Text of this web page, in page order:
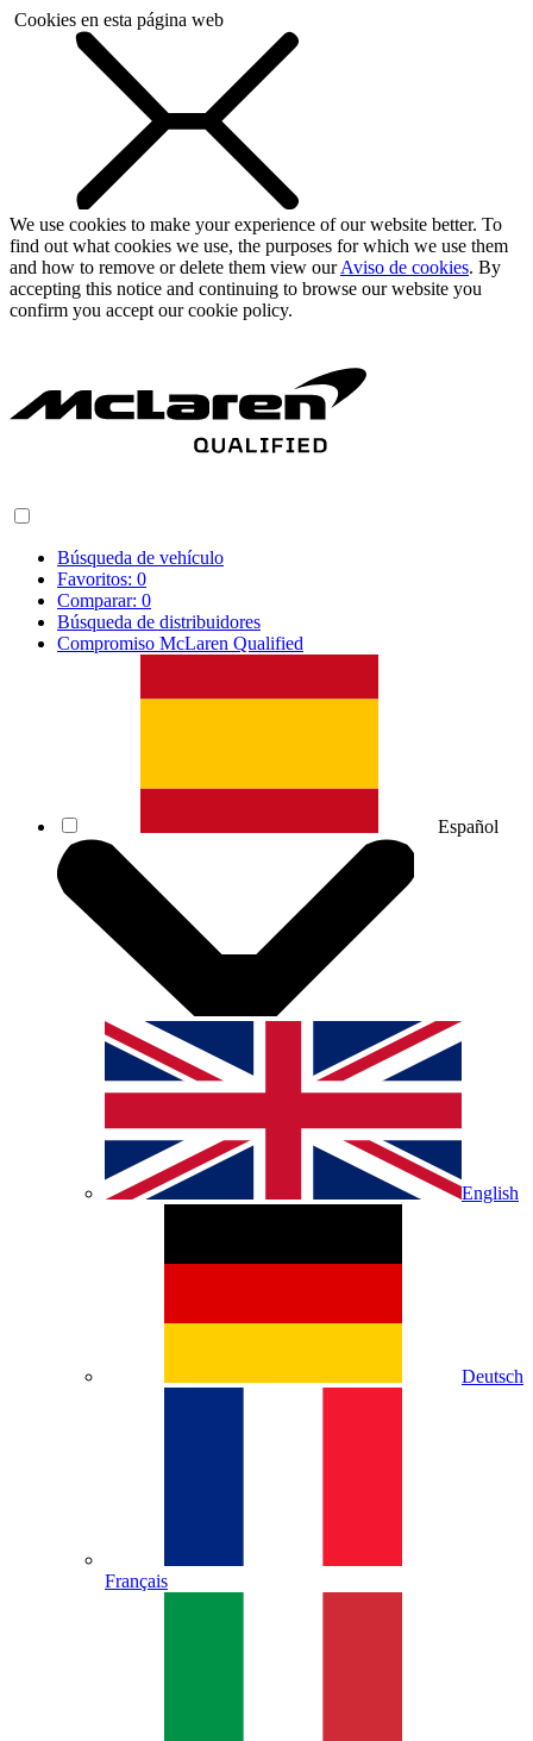
Cookies en esta página web
We use cookies to make your experience of our website better. To
find out what cookies we use, the purposes for which we use them
and how to remove or delete them view ourAviso de cookies. By
accepting this notice and continuing to browse our website you
confirm you accept our cookie policy.
Búsqueda de vehículo
Favoritos: 0
Comparar: 0
Búsqueda de distribuidores
Compromiso McLaren Qualified
Español
English
Deutsch
Français